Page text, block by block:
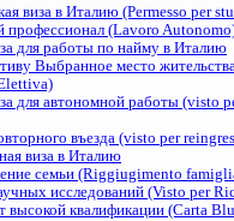
виза в Италию (Permesso per
профессионал (Lavoro
для работы по найму в Италию
Выбранное место
для автономной работы (visto
въезда (visto per
виза в Италию
семьи (Riggiugimento
исследований (Visto per
высокой квалификации (Carta